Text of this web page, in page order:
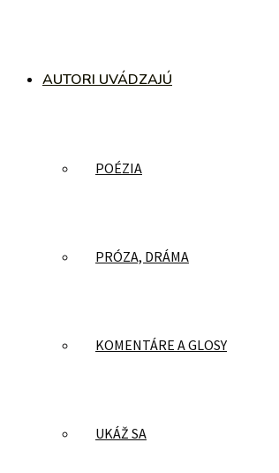
AUTORI UVÁDZAJÚ
POÉZIA
PRÓZA, DRÁMA
KOMENTÁRE A GLOSY
UKÁŽ SA